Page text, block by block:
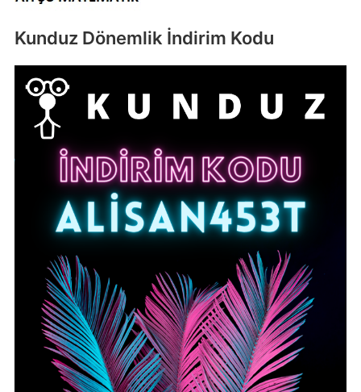
Kunduz Dönemlik İndirim Kodu